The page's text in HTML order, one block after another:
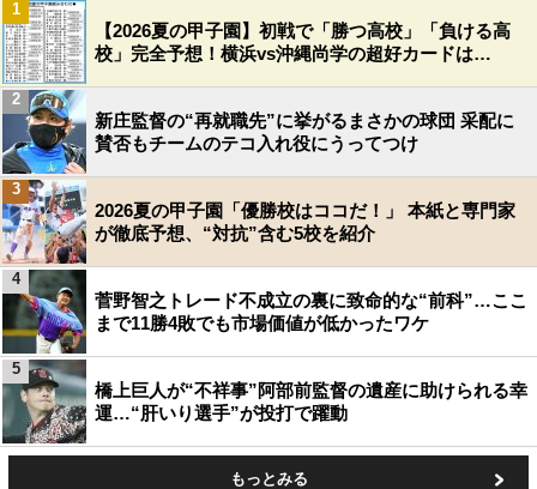
【2026夏の甲子園】初戦で「勝つ高校」「負ける高
校」完全予想！横浜vs沖縄尚学の超好カードは…
1
新庄監督の“再就職先”に挙がるまさかの球団 采配に
賛否もチームのテコ入れ役にうってつけ
2
2026夏の甲子園「優勝校はココだ！」 本紙と専門家
が徹底予想、“対抗”含む5校を紹介
3
菅野智之トレード不成立の裏に致命的な“前科”…ここ
まで11勝4敗でも市場価値が低かったワケ
4
橋上巨人が“不祥事”阿部前監督の遺産に助けられる幸
運…“肝いり選手”が投打で躍動
5
もっとみる